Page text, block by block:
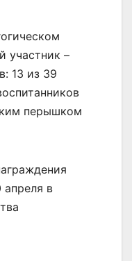
участник –
13 из 39
перышком
апреля в